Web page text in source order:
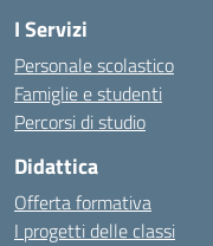
I Servizi
Personale scolastico
Famiglie e studenti
Percorsi di studio
Didattica
Offerta formativa
I progetti delle classi